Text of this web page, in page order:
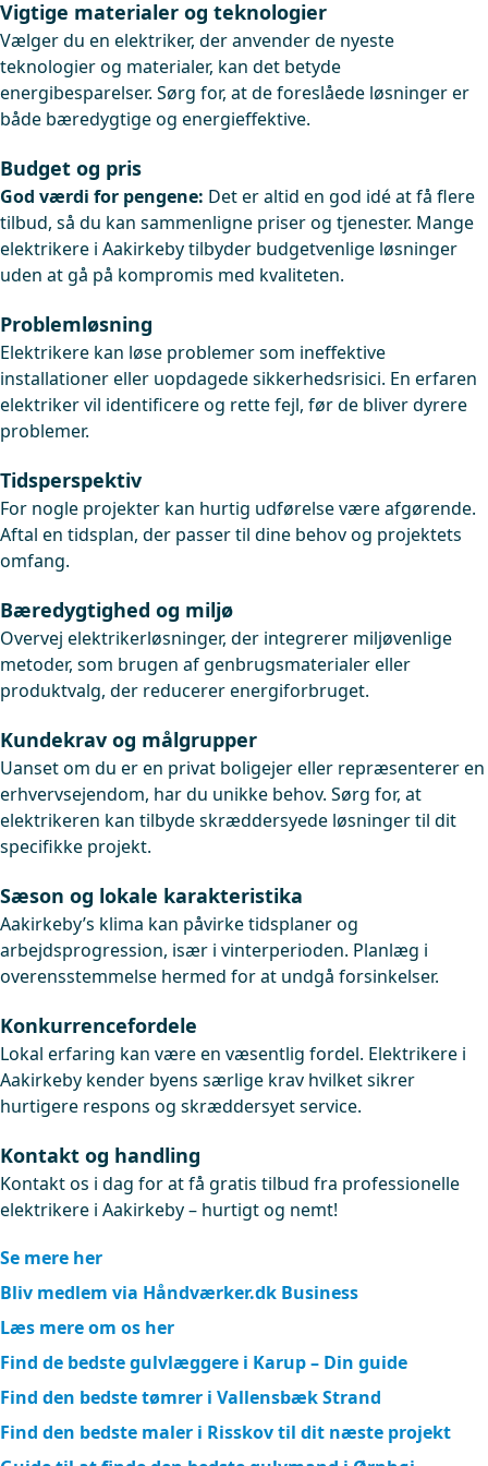
Vigtige materialer og teknologier
Vælger du en elektriker, der anvender de nyeste
teknologier og materialer, kan det betyde
energibesparelser. Sørg for, at de foreslåede løsninger er
både bæredygtige og energieffektive.
Budget og pris
God værdi for pengene: Det er altid en god idé at få flere
tilbud, så du kan sammenligne priser og tjenester. Mange
elektrikere i Aakirkeby tilbyder budgetvenlige løsninger
uden at gå på kompromis med kvaliteten.
Problemløsning
Elektrikere kan løse problemer som ineffektive
installationer eller uopdagede sikkerhedsrisici. En erfaren
elektriker vil identificere og rette fejl, før de bliver dyrere
problemer.
Tidsperspektiv
For nogle projekter kan hurtig udførelse være afgørende.
Aftal en tidsplan, der passer til dine behov og projektets
omfang.
Bæredygtighed og miljø
Overvej elektrikerløsninger, der integrerer miljøvenlige
metoder, som brugen af genbrugsmaterialer eller
produktvalg, der reducerer energiforbruget.
Kundekrav og målgrupper
Uanset om du er en privat boligejer eller repræsenterer en
erhvervsejendom, har du unikke behov. Sørg for, at
elektrikeren kan tilbyde skræddersyede løsninger til dit
specifikke projekt.
Sæson og lokale karakteristika
Aakirkeby’s klima kan påvirke tidsplaner og
arbejdsprogression, især i vinterperioden. Planlæg i
overensstemmelse hermed for at undgå forsinkelser.
Konkurrencefordele
Lokal erfaring kan være en væsentlig fordel. Elektrikere i
Aakirkeby kender byens særlige krav hvilket sikrer
hurtigere respons og skræddersyet service.
Kontakt og handling
Kontakt os i dag for at få gratis tilbud fra professionelle
elektrikere i Aakirkeby – hurtigt og nemt!
Se mere her
Bliv medlem via Håndværker.dk Business
Læs mere om os her
Find de bedste gulvlæggere i Karup – Din guide
Find den bedste tømrer i Vallensbæk Strand
Find den bedste maler i Risskov til dit næste projekt